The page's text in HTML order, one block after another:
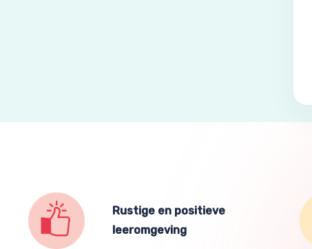
Rustige en positieve
leeromgeving